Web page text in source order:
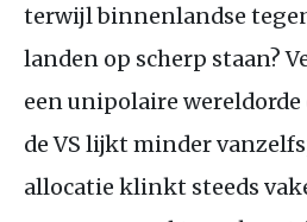
terwijl binnenlandse
landen op scherp staan?
een unipolaire
deVS lijkt minder
allocatie klinkt steeds